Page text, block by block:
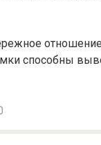
способны